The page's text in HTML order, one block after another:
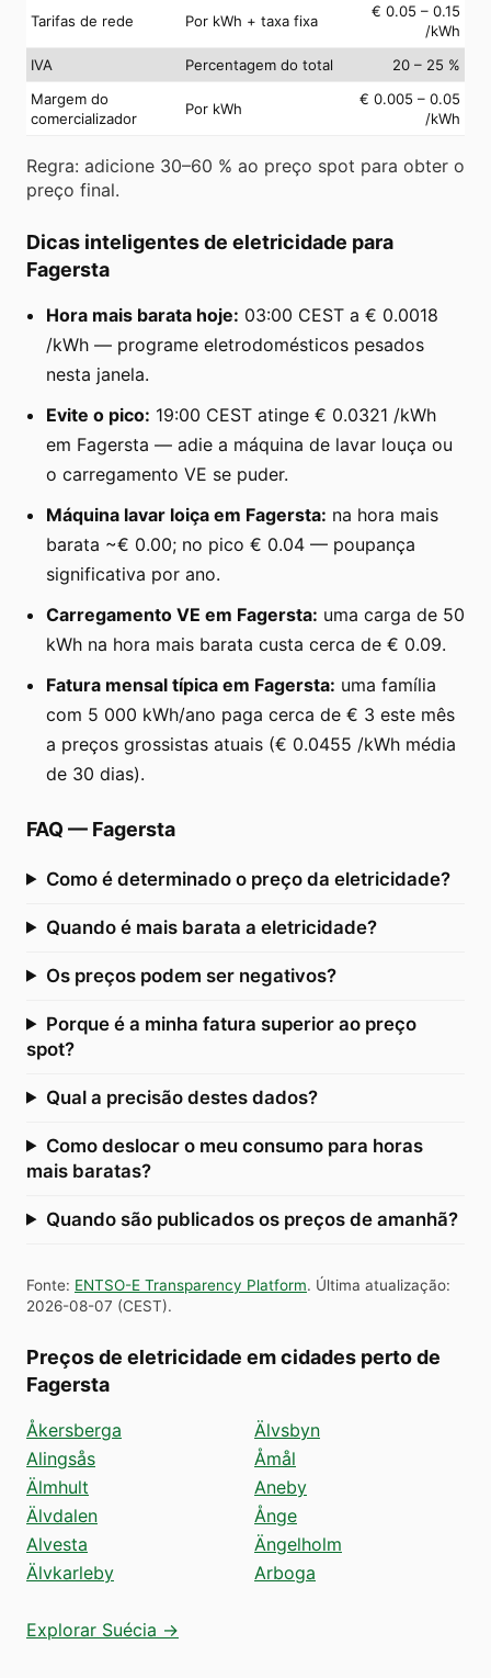
Tarifas de rede Por kWh + taxa fixa
€ 0.05 – 0.15
/kWh
IVA
Percentagem do total
20 – 25 %
Margem do
comercializador
Por kWh
€ 0.005 – 0.05
/kWh
Regra: adicione 30–60 % ao preço spot para obter o
preço final.
Dicas inteligentes de eletricidade para
Fagersta
Hora mais barata hoje: 03:00 CEST a € 0.0018
/kWh — programe eletrodomésticos pesados
nesta janela.
Evite o pico: 19:00 CEST atinge € 0.0321 /kWh
em Fagersta — adie a máquina de lavar louça ou
o carregamento VE se puder.
Máquina lavar loiça em Fagersta: na hora mais
barata ~€ 0.00; no pico € 0.04 — poupança
significativa por ano.
Carregamento VE em Fagersta: uma carga de 50
kWh na hora mais barata custa cerca de € 0.09.
Fatura mensal típica em Fagersta: uma família
com 5 000 kWh/ano paga cerca de € 3 este mês
a preços grossistas atuais (€ 0.0455 /kWh média
de 30 dias).
FAQ — Fagersta
Como é determinado o preço da eletricidade?
Quando é mais barata a eletricidade?
Os preços podem ser negativos?
Porque é a minha fatura superior ao preço
spot?
Qual a precisão destes dados?
Como deslocar o meu consumo para horas
mais baratas?
Quando são publicados os preços de amanhã?
Fonte: ENTSO-E Transparency Platform. Última atualização:
2026-08-07 (CEST).
Preços de eletricidade em cidades perto de
Fagersta
Åkersberga
Alingsås
Älmhult
Älvdalen
Alvesta
Älvkarleby
Älvsbyn
Åmål
Aneby
Ånge
Ängelholm
Arboga
Explorar Suécia →